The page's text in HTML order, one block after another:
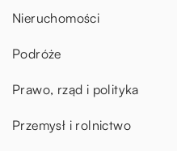
Nieruchomości
Podróże
Prawo, rząd i polityka
Przemysł i rolnictwo